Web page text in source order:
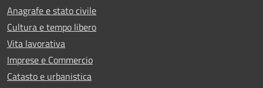
Anagrafe e stato civile
Cultura e tempo libero
Vita lavorativa
Imprese e Commercio
Catasto e urbanistica